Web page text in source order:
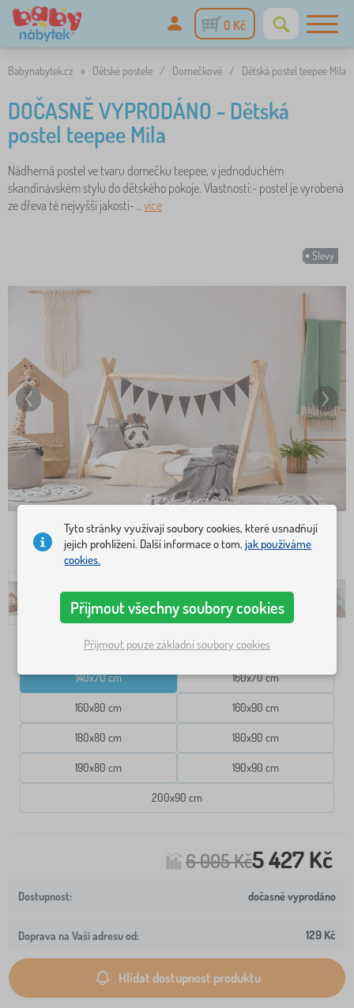
0 Kč
Babynabytek.cz » Dětské postele / Domečkové / Dětská postel teepee Mila
DOČASNĚ VYPRODÁNO - Dětská
postel teepee Mila
Nádherná postel ve tvaru domečku teepee, v jednoduchém
skandinávském stylu do dětského pokoje. Vlastnosti:- postel je vyrobená
ze dřeva té nejvyšší jakosti- .. více
Slevy
Rozměr postele
140x70 cm 160x70 cm
160x80 cm 160x90 cm
180x80 cm 180x90 cm
190x80 cm 190x90 cm
200x90 cm
6 005 Kč5 427 Kč
dočasně vyprodáno
Doprava na Vaši adresu od: 129 Kč
Hlídat dostupnost produktu
Tyto stránky využívají soubory cookies, které usnadňují
jejich prohlížení. Další informace o tom,jak používáme
cookies.
Přijmout všechny soubory cookies
Přijmout pouze základní soubory cookies